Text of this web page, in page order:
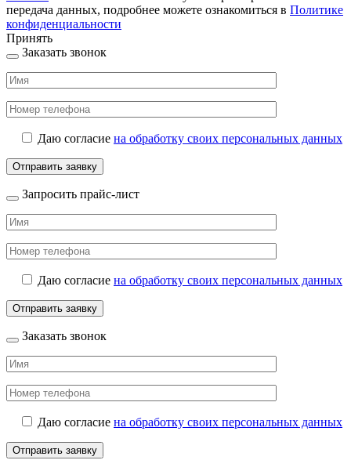
передача данных, подробнее можете ознакомиться в Политике
конфиденциальности
Принять
Заказать звонок
Даю согласие на обработку своих персональных данных
Запросить прайс-лист
Даю согласие на обработку своих персональных данных
Заказать звонок
Даю согласие на обработку своих персональных данных